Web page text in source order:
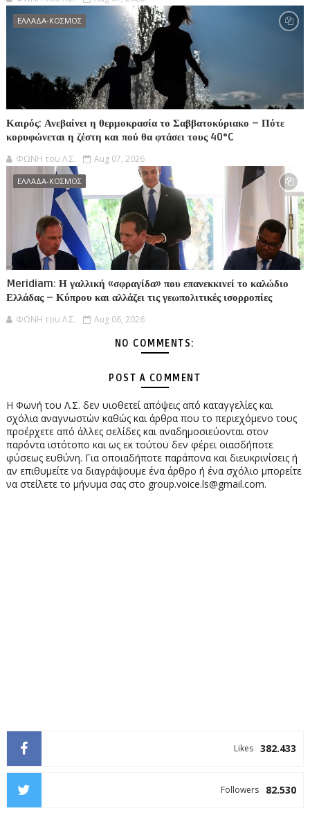
ΕΛΛΑΔΑ-ΚΟΣΜΟΣ
Καιρός: Ανεβαίνει η θερμοκρασία το Σαββατοκύριακο – Πότε
κορυφώνεται η ζέστη και πού θα φτάσει τους 40°C
ΦΩΝΗ του Λ.Σ. Aug 07, 2026
ΕΛΛΑΔΑ-ΚΟΣΜΟΣ
Meridiam: Η γαλλική «σφραγίδα» που επανεκκινεί το καλώδιο
Ελλάδας – Κύπρου και αλλάζει τις γεωπολιτικές ισορροπίες
ΦΩΝΗ του Λ.Σ. Aug 06, 2026
NO COMMENTS:
POST A COMMENT
Η Φωνή του Λ.Σ. δεν υιοθετεί απόψεις από καταγγελίες και
σχόλια αναγνωστών καθώς και άρθρα που το περιεχόμενο τους
προέρχετε από άλλες σελίδες και αναδημοσιεύονται στον
παρόντα ιστότοπο και ως εκ τούτου δεν φέρει οιασδήποτε
φύσεως ευθύνη. Για οποιαδήποτε παράπονα και διευκρινίσεις ή
αν επιθυμείτε να διαγράψουμε ένα άρθρο ή ένα σχόλιο μπορείτε
να στείλετε το μήνυμα σας στο group.voice.ls@gmail.com.
382.433
Likes
82.530
Followers